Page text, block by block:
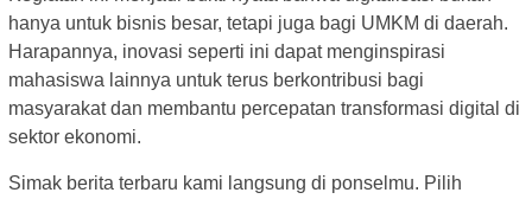
hanya untuk bisnis besar, tetapi juga bagi UMKM di daerah.
Harapannya, inovasi seperti ini dapat menginspirasi
mahasiswa lainnya untuk terus berkontribusi bagi
masyarakat dan membantu percepatan transformasi digital di
sektor ekonomi.
Simak berita terbaru kami langsung di ponselmu. Pilih